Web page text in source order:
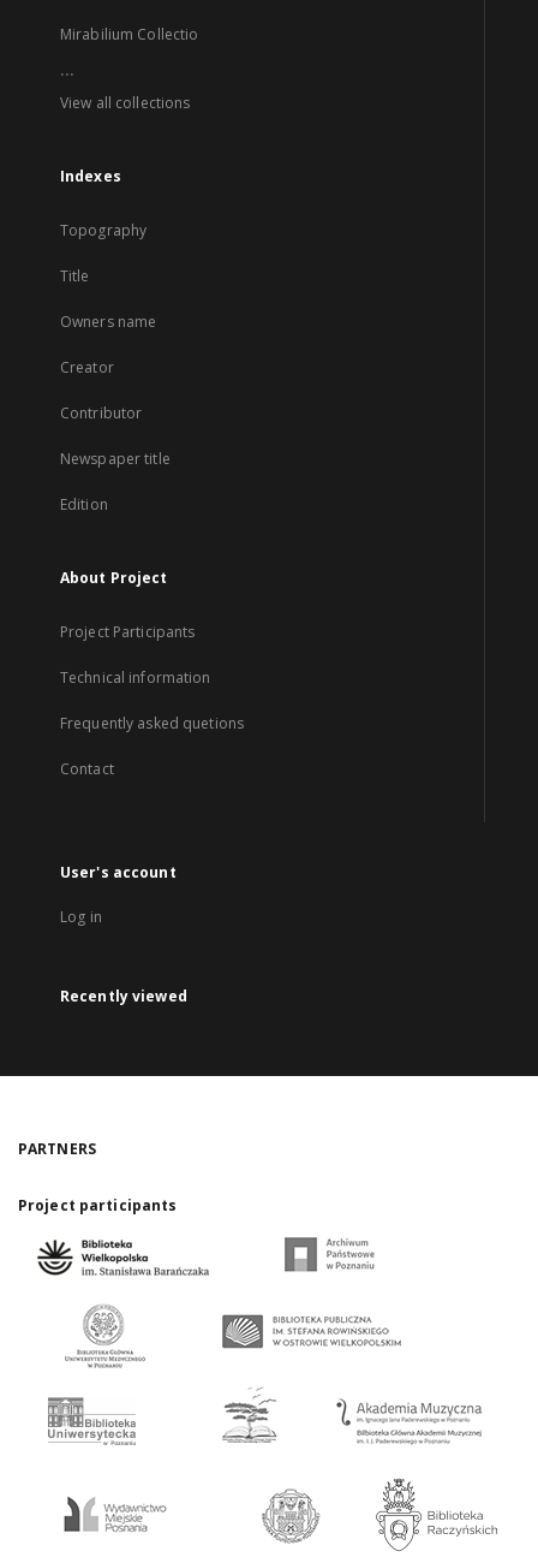
Mirabilium Collectio
...
View all collections
Indexes
Topography
Title
Owners name
Creator
Contributor
Newspaper title
Edition
About Project
Project Participants
Technical information
Frequently asked quetions
Contact
User's account
Log in
Recently viewed
PARTNERS
Project participants